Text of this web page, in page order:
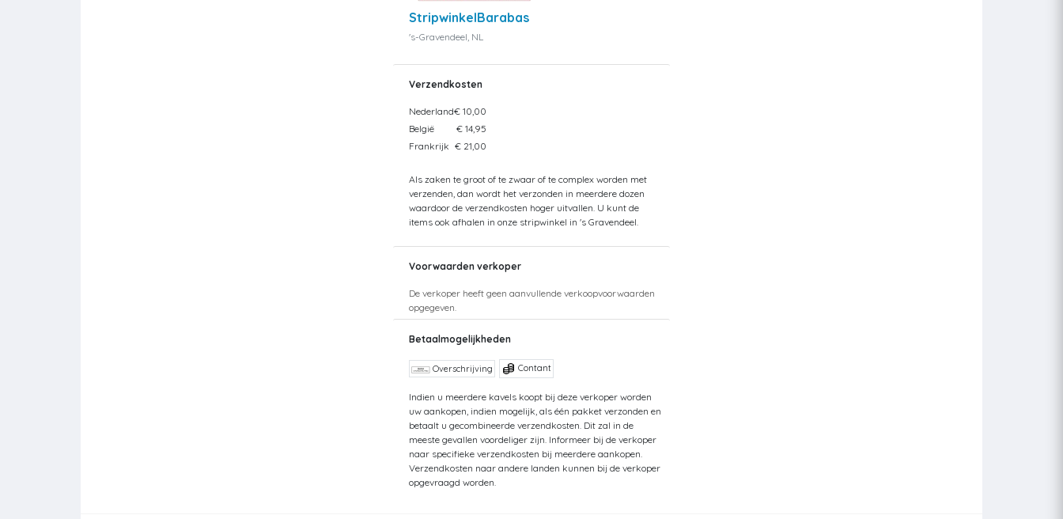
StripwinkelBarabas
's-Gravendeel, NL
Verzendkosten
Nederland€ 10,00
België
€ 14,95
Frankrijk € 21,00
Als zaken te groot of te zwaar of te complex worden met
verzenden, dan wordt het verzonden in meerdere dozen
waardoor de verzendkosten hoger uitvallen. U kunt de
items ook afhalen in onze stripwinkel in 's Gravendeel.
Voorwaarden verkoper
De verkoper heeft geen aanvullende verkoopvoorwaarden
opgegeven.
Betaalmogelijkheden
Overschrijving Contant
Indien u meerdere kavels koopt bij deze verkoper worden
uw aankopen, indien mogelijk, als één pakket verzonden en
betaalt u gecombineerde verzendkosten. Dit zal in de
meeste gevallen voordeliger zijn. Informeer bij de verkoper
naar specifieke verzendkosten bij meerdere aankopen.
Verzendkosten naar andere landen kunnen bij de verkoper
opgevraagd worden.